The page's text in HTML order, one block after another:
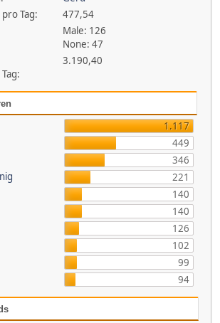
Tag:
477,54
Male: 126
None: 47
3.190,40
1.117
449
346
221
140
140
126
102
99
94